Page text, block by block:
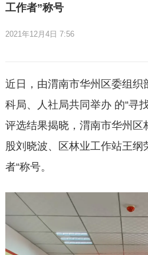
工作者”称号
2021年12月4日 7:56
近日，由渭南市华州区委组织
科局、人社局共同举办 的“寻
评选结果揭晓，渭南市华州区
股刘晓波、区林业工作站王纲
者“称号。